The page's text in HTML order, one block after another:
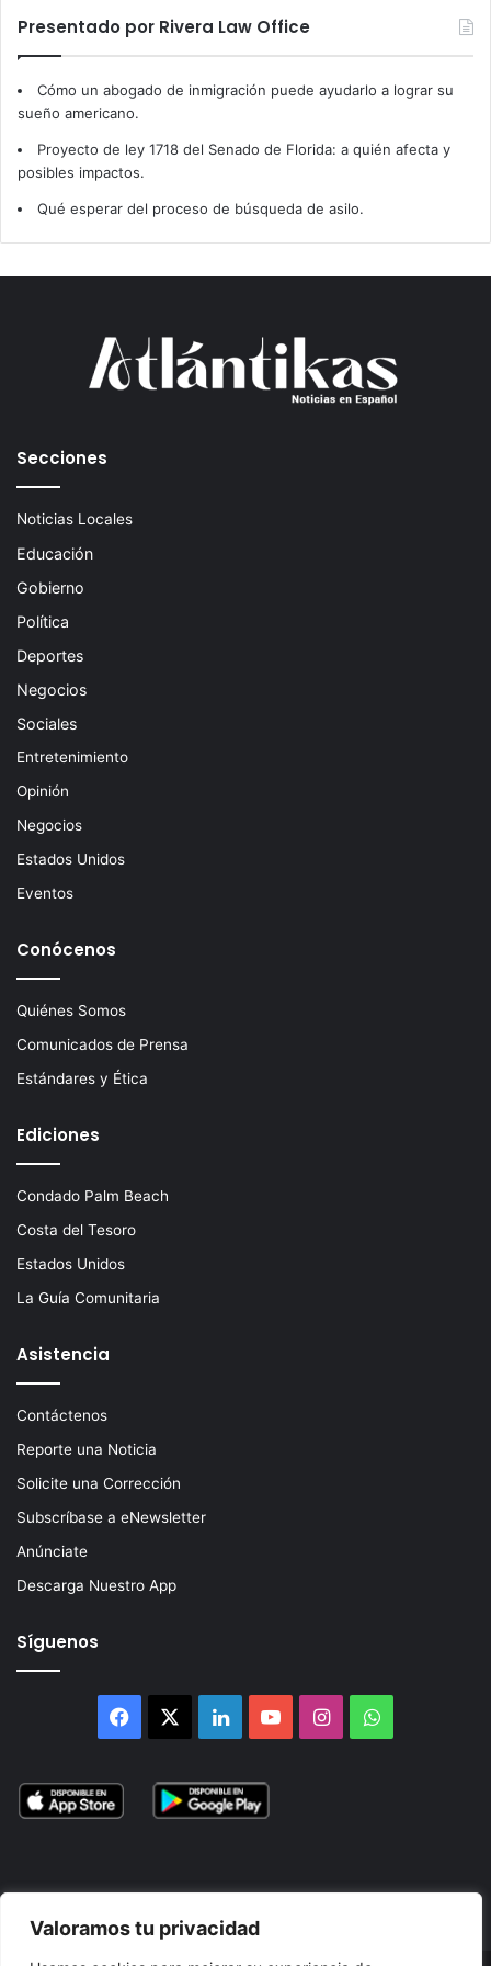
Valoramos tu privacidad
Presentado por Rivera Law Office
Cómo un abogado de inmigración puede ayudarlo a lograr su
sueño americano.
Proyecto de ley 1718 del Senado de Florida: a quién afecta y
posibles impactos.
Qué esperar del proceso de búsqueda de asilo.
Secciones
Noticias Locales
Educación
Gobierno
Política
Deportes
Negocios
Sociales
Entretenimiento
Opinión
Negocios
Estados Unidos
Eventos
Conócenos
Quiénes Somos
Comunicados de Prensa
Estándares y Ética
Ediciones
Condado Palm Beach
Costa del Tesoro
Estados Unidos
La Guía Comunitaria
Asistencia
Contáctenos
Reporte una Noticia
Solicite una Corrección
Subscríbase a eNewsletter
Anúnciate
Descarga Nuestro App
Síguenos
Facebook LinkedInYouTubeInstagramWhatsApp